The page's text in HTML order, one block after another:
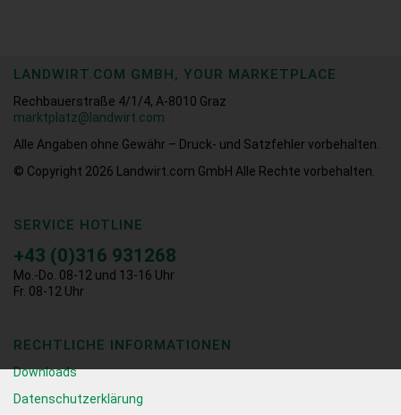
LANDWIRT.COM GMBH, YOUR MARKETPLACE
Rechbauerstraße 4/1/4, A-8010 Graz
marktplatz@landwirt.com
Alle Angaben ohne Gewähr – Druck- und Satzfehler vorbehalten.
© Copyright 2026
Landwirt.com GmbH Alle Rechte vorbehalten.
SERVICE HOTLINE
+43 (0)316 931268
Mo.-Do. 08-12 und 13-16 Uhr
Fr. 08-12 Uhr
RECHTLICHE INFORMATIONEN
Downloads
Datenschutzerklärung